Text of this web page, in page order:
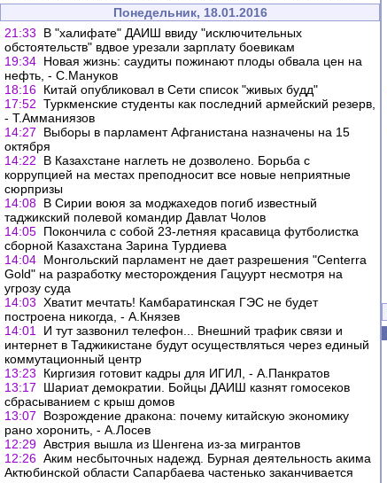
Понедельник, 18.01.2016
21:33
В "халифате" ДАИШ ввиду "исключительных
обстоятельств" вдвое урезали зарплату боевикам
19:34 Новая жизнь: саудиты пожинают плоды обвала цен на
нефть, - С.Мануков
18:16 Китай опубликовал в Сети список "живых будд"
17:52 Туркменские студенты как последний армейский резерв,
- Т.Амманиязов
14:27
Выборы в парламент Афганистана назначены на 15
октября
14:22
В Казахстане наглеть не дозволено. Борьба с
коррупцией на местах преподносит все новые неприятные
сюрпризы
14:08 В Сирии воюя за моджахедов погиб известный
таджикский полевой командир Давлат Чолов
14:05 Покончила с собой 23-летняя красавица футболистка
сборной Казахстана Зарина Турдиева
14:04 Монгольский парламент не дает разрешения "Centerra
Gold" на разработку месторождения Гацуурт несмотря на
угрозу суда
14:03 Хватит мечтать! Камбаратинская ГЭС не будет
построена никогда, - А.Князев
14:01
И тут зазвонил телефон... Внешний трафик связи и
интернет в Таджикистане будут осуществляться через единый
коммутационный центр
13:23
Киргизия готовит кадры для ИГИЛ, - А.Панкратов
13:17
Шариат демократии. Бойцы ДАИШ казнят гомосеков
сбрасыванием с крыш домов
13:07
Возрождение дракона: почему китайскую экономику
рано хоронить, - А.Лосев
12:29 Австрия вышла из Шенгена из-за мигрантов
12:26 Аким несбыточных надежд. Бурная деятельность акима
Актюбинской области Сапарбаева частенько заканчивается